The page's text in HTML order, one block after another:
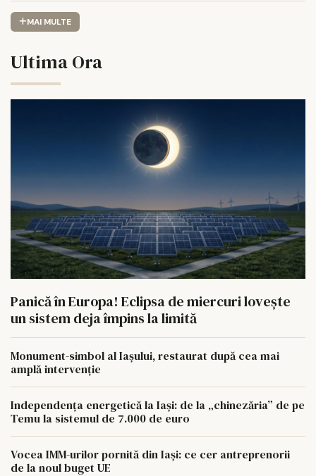
MAI MULTE
Ultima Ora
Panică în Europa! Eclipsa de miercuri lovește
un sistem deja împins la limită
Monument-simbol al Iaşului, restaurat după cea mai
amplă intervenţie
Independența energetică la Iași: de la „chinezăria” de pe
Temu la sistemul de 7.000 de euro
Vocea IMM-urilor pornită din Iași: ce cer antreprenorii
de la noul buget UE